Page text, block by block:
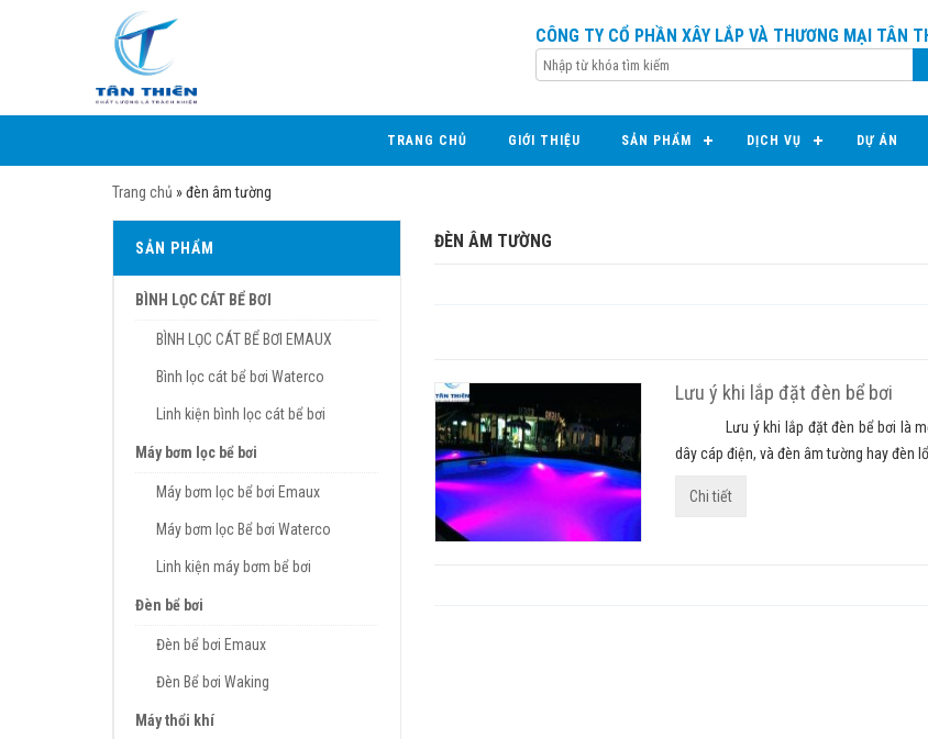
CÔNG TY CỔ PHẦN XÂY LẮP VÀ THƯƠNG MẠI TÂN
TRANG CHỦ GIỚI THIỆU SẢN PHẨM DỊCH VỤ DỰ ÁN
Trang chủ »đèn âm tường
SẢN PHẨM
BÌNH LỌC CÁT BỂ BƠI
BÌNH LỌC CÁT BỂ BƠI EMAUX
Bình lọc cát bể bơi Waterco
Linh kiện bình lọc cát bể bơi
Máy bơm lọc bể bơi
Máy bơm lọc bể bơi Emaux
Máy bơm lọc Bể bơi Waterco
Linh kiện máy bơm bể bơi
Đèn bể bơi
Đèn bể bơi Emaux
Đèn Bể bơi Waking
Máy thổi khí
ĐÈN ÂM TƯỜNG
Lưu ý khi lắp đặt đèn bể bơi
Lưu ý khi lắp đặt đèn bể bơi là một
dây cáp điện, và đèn âm tường hay đèn
Chi tiết